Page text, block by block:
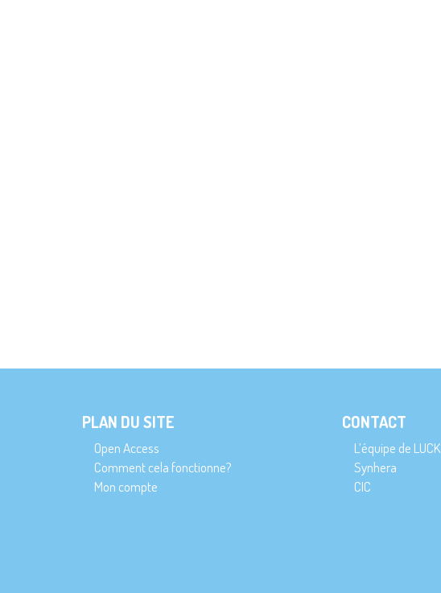
PLAN DU SITE
Open Access
Comment cela fonctionne?
Mon compte
CONTACT
L’équipe de LUCK
Synhera
CIC